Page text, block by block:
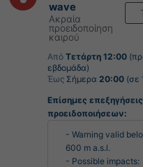
wave
Ακραία
προειδοποίηση
καιρού
Από Τετάρτη 12:00
εβδομάδα)
Έως Σήμερα 20:00 (σε
Επίσημες επεξηγήσεις
προειδοποιήσεων:
- Warning valid
600 m a.s.l.
- Possible impacts: